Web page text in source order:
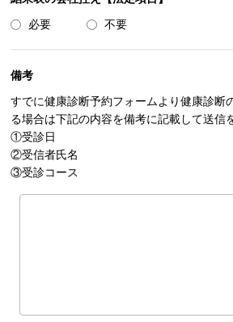
必要 不要
備考
すでに健康診断予約フォームより健康診断
る場合は下記の内容を備考に記載して送信
①受診日
②受信者氏名
③受診コース